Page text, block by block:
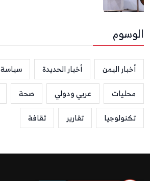
الوسوم
أخبار اليمن أخبار الحديدة سياسة
محليات
عربي ودولي صحة
تكنولوجيا
تقارير ثقافة